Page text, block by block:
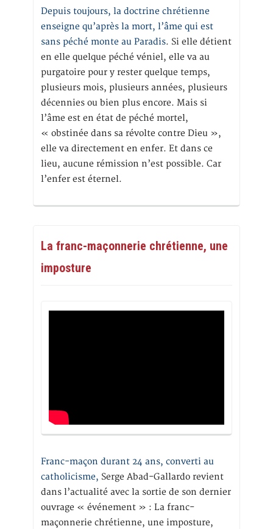
Depuis toujours, la doctrine chrétienne
enseigne qu’après la mort, l’âme qui est
sans péché monte au Paradis. Si elle détient
en elle quelque péché véniel, elle va au
purgatoire pour y rester quelque temps,
plusieurs mois, plusieurs années, plusieurs
décennies ou bien plus encore. Mais si
l’âme est en état de péché mortel,
« obstinée dans sa révolte contre Dieu »,
elle va directement en enfer. Et dans ce
lieu, aucune rémission n’est possible. Car
l’enfer est éternel.
La franc-maçonnerie chrétienne, une
imposture
Franc-maçon durant 24 ans, converti au
catholicisme, Serge Abad-Gallardo revient
dans l’actualité avec la sortie de son dernier
ouvrage « événement » : La franc-
maçonnerie chrétienne, une imposture,